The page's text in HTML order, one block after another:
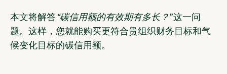
本文将解答 “碳信用额的有效期有多长？”这一问
题。这样，您就能购买更符合贵组织财务目标和气
候变化目标的碳信用额。